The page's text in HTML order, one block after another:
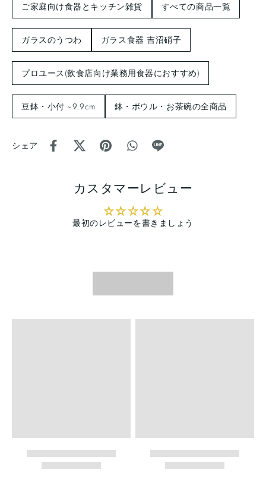
ご家庭向け食器とキッチン雑貨 すべての商品一覧
ガラスのうつわ ガラス食器 吉沼硝子
プロユース(飲食店向け業務用食器におすすめ)
豆鉢・小付 ~9.9cm 鉢・ボウル・お茶碗の全商品
シェア
カスタマーレビュー
最初のレビューを書きましょう